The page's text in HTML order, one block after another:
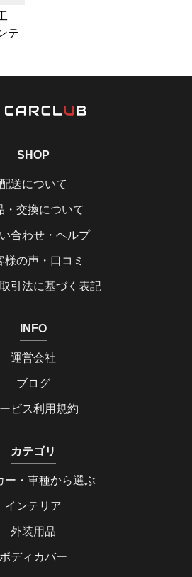
テ
SHOP
配送について
・交換について
合わせ・ヘルプ
様の声・口コミ
引法に基づく表記
INFO
運営会社
ブログ
ビス利用規約
カテゴリ
ー・車種から選ぶ
インテリア
外装用品
ボディカバー